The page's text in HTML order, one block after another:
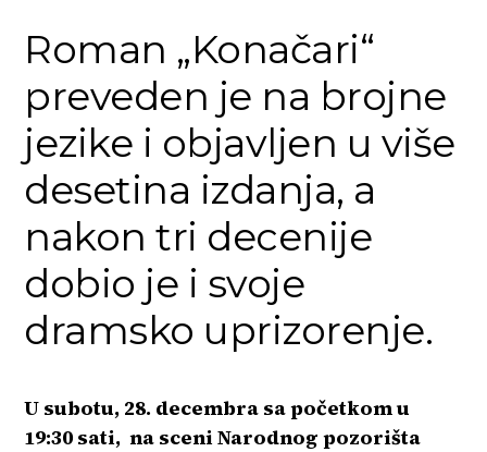
Roman „Konačari“
preveden je na brojne
jezike i objavljen u više
desetina izdanja, a
nakon tri decenije
dobio je i svoje
dramsko uprizorenje.
U subotu, 28. decembra sa početkom u
19:30 sati, na sceni Narodnog pozorišta